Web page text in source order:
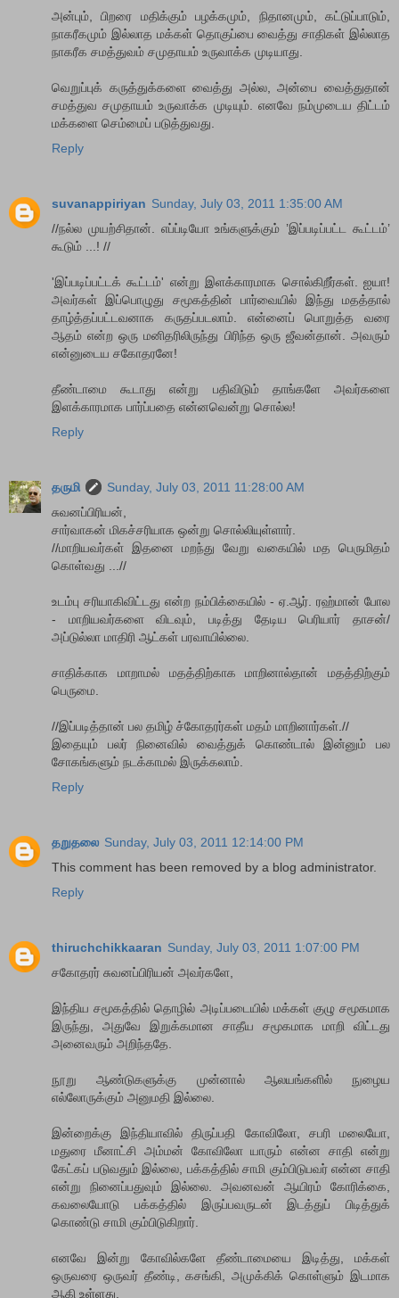
அன்பும், பிறரை மதிக்கும் பழக்கமும், நிதானமும், கட்டுப்பாடும்,
நாகரீகமும் இல்லாத மக்கள் தொகுப்பை வைத்து சாதிகள் இல்லாத
நாக‌ரீக‌ சமத்துவம் சமுதாயம் உருவாக்க முடியாது.
வெறுப்புக் கருத்துக்களை வைத்து அல்ல, அன்பை வைத்துதான்
சமத்துவ சமுதாயம் உருவாக்க முடியும். எனவே நம்முடைய திட்டம்
மக்களை செம்மைப் படுத்துவது.
Reply
suvanappiriyan Sunday, July 03, 2011 1:35:00 AM
//நல்ல முயற்சிதான். எப்ப்டியோ உங்களுக்கும் ’இப்படிப்பட்ட கூட்டம்’
கூடும் ...! //
'இப்படிப்பட்டக் கூட்டம்' என்று இளக்காரமாக சொல்கிறீர்கள். ஐயா!
அவர்கள் இப்பொழுது சமூகத்தின் பார்வையில் இந்து மதத்தால்
தாழ்த்தப்பட்டவனாக கருதப்படலாம். என்னைப் பொறுத்த வரை
ஆதம் என்ற ஒரு மனிதரிலிருந்து பிரிந்த ஒரு ஜீவன்தான். அவரும்
என்னுடைய சகோதரனே!
தீண்டாமை கூடாது என்று பதிவிடும் தாங்களே அவர்களை
இளக்காரமாக பார்ப்பதை என்னவென்று சொல்ல!
Reply
தருமி
Sunday, July 03, 2011 11:28:00 AM
சுவனப்பிரியன்,
சார்வாகன் மிகச்சரியாக ஒன்று சொல்லியுள்ளார்.
//மாறியவர்கள் இதனை மறந்து வேறு வகையில் மத பெருமிதம்
கொள்வது ...//
உடம்பு சரியாகிவிட்டது என்ற நம்பிக்கையில் - ஏ.ஆர். ரஹ்மான் போல
- மாறியவர்களை விடவும், படித்து தேடிய பெரியார் தாசன்/
அப்டுல்லா மாதிரி ஆட்கள் பரவாயில்லை.
சாதிக்காக மாறாமல் மதத்திற்காக மாறினால்தான் மதத்திற்கும்
பெருமை.
//இப்படித்தான் பல தமிழ் ச்கோதரர்கள் மதம் மாறினார்கள்.//
இதையும் பலர் நினைவில் வைத்துக் கொண்டால் இன்னும் பல
சோகங்களும் நடக்காமல் இருக்கலாம்.
Reply
தறுதலை Sunday, July 03, 2011 12:14:00 PM
This comment has been removed by a blog administrator.
Reply
thiruchchikkaaran Sunday, July 03, 2011 1:07:00 PM
சகோதரர் சுவனப்பிரியன் அவர்களே,
இந்திய சமூகத்தில் தொழில் அடிப்படையில் மக்கள் குழு சமூகமாக
இருந்து, அதுவே இறுக்கமான சாதீய சமூகமாக மாறி விட்டது
அனைவரும் அறிந்ததே.
நூறு ஆண்டுகளுக்கு முன்னால் ஆலயங்களில் நுழைய
எல்லோருக்கும் அனுமதி இல்லை.
இன்றைக்கு இந்தியாவில் திருப்பதி கோவிலோ, சபரி மலையோ,
மதுரை மீனாட்சி அம்மன் கோவிலோ யாரும் என்ன சாதி என்று
கேட்கப் படுவதும் இல்லை, பக்கத்தில் சாமி கும்பிடுபவர் என்ன சாதி
என்று நினைப்பதுவும் இல்லை. அவனவன் ஆயிரம் கோரிக்கை,
கவலையோடு பக்கத்தில் இருப்பவருடன் இடத்துப் பிடித்துக்
கொண்டு சாமி கும்பிடுகிறார்.
எனவே இன்று கோவில்களே தீண்டாமையை இடித்து, மக்கள்
ஒருவரை ஒருவர் தீண்டி, கசங்கி, அமுக்கிக் கொள்ளும் இடமாக
ஆகி உள்ளது.